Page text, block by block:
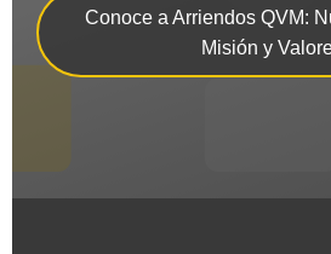
Conoce a Arriendos QVM:
Misión y